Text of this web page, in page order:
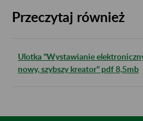
Przeczytaj również
Ulotka "Wystawianie
nowy, szybszy kreator" pdf 8,5mb